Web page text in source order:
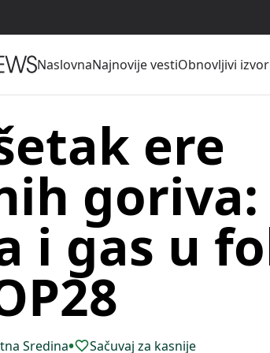
NaslovnaNajnovije vestiObnovljivi
ere
goriva:
i gas u
Sredina• Sačuvaj za kasnije